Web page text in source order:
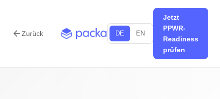
arrow_backZurück DE EN
Jetzt
PPWR-
Readiness
prüfen